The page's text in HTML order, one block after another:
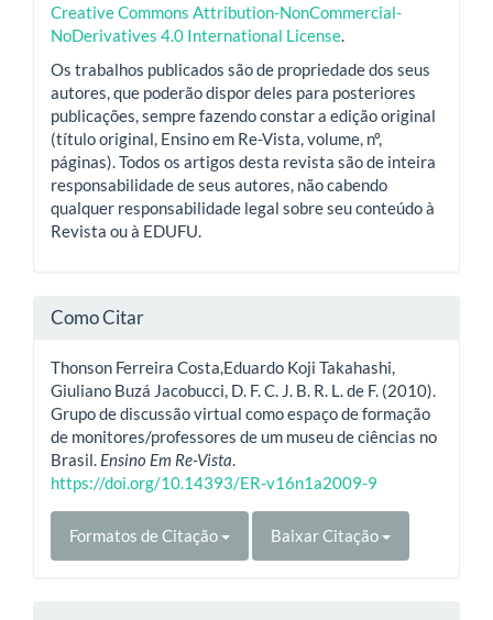
Creative Commons Attribution-NonCommercial-
NoDerivatives 4.0 International License
Os trabalhos publicados são de propriedade dos seus
autores, que poderão dispor deles para posteriores
publicações, sempre fazendo constar a edição original
(título original, Ensino em Re-Vista, volume, nº,
páginas). Todos os artigos desta revista são de inteira
responsabilidade de seus autores, não cabendo
qualquer responsabilidade legal sobre seu conteúdo à
Revista ou à EDUFU.
Como Citar
Thonson Ferreira Costa,Eduardo Koji Takahashi,
Giuliano Buzá Jacobucci, D. F. C. J. B. R. L. de F. (2010).
Grupo de discussão virtual como espaço de formação
de monitores/professores de um museu de ciências no
Brasil. Ensino Em Re-Vista
https://doi.org/10.14393/ER-v16n1a2009-9
Formatos de Citação Baixar Citação